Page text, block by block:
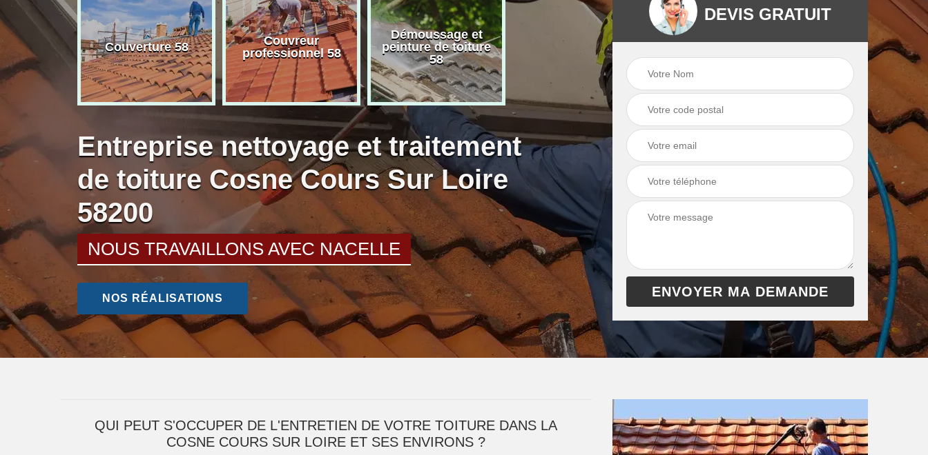
de
58
Couverture 58
Couvreur
professionnel 58
Démoussage et
peinture de toiture
58
Nettoyage et
traitement de
toiture 58
Peinture sur tuiles
Peinture sur tuiles
de toiture et zinc
Entreprise nettoyage et traitement
de toiture Cosne Cours Sur Loire
58200
NOUS TRAVAILLONS AVEC NACELLE
NOS RÉALISATIONS
DEVIS GRATUIT
QUI PEUT S'OCCUPER DE L'ENTRETIEN DE VOTRE TOITURE DANS LA
COSNE COURS SUR LOIRE ET SES ENVIRONS ?